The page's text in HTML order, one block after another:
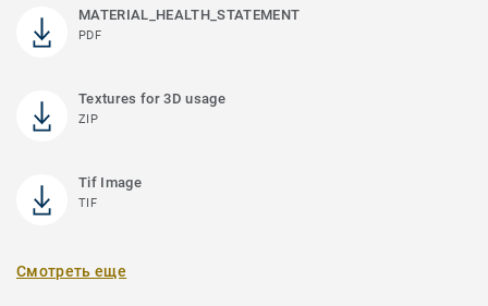
MATERIAL_HEALTH_STATEMENT
PDF
Textures for 3D usage
ZIP
Tif Image
TIF
Смотреть еще